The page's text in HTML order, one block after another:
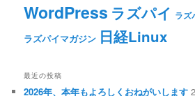
WordPress ラズパイ ラズ
ラズパイマガジン 日経Linux
最近の投稿
2026年、本年もよろしくおねがいします